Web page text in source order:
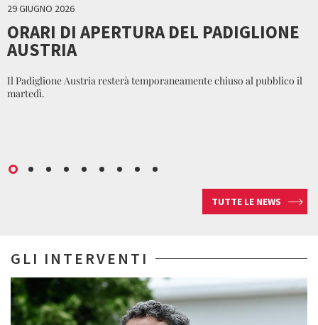
29 GIUGNO 2026
ORARI DI APERTURA DEL PADIGLIONE
AUSTRIA
Il Padiglione Austria resterà temporaneamente chiuso al pubblico il
martedì.
TUTTE LE NEWS
GLI INTERVENTI